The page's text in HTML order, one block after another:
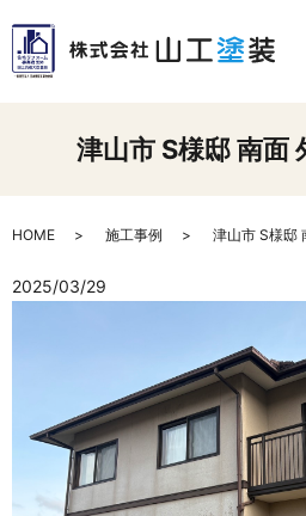
津山市 S様邸 南面
HOME 施工事例 津山市 S様邸
2025/03/29